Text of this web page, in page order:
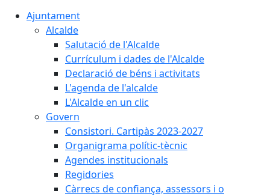
Ajuntament
Alcalde
Salutació de l'Alcalde
Currículum i dades de l'Alcalde
Declaració de béns i activitats
L'agenda de l'alcalde
L'Alcalde en un clic
Govern
Consistori. Cartipàs 2023-2027
Organigrama polític-tècnic
Agendes institucionals
Regidories
Càrrecs de confiança, assessors i o